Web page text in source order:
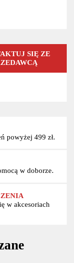
SIĘ ZE
powyżej 499 zł.
w doborze.
w akcesoriach